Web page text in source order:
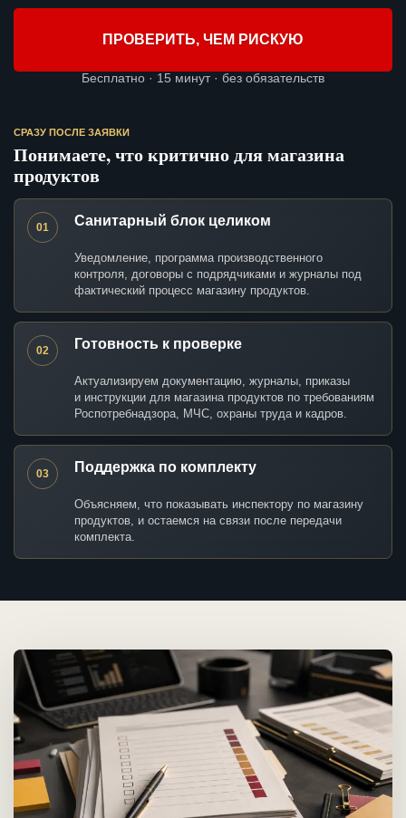
ПРОВЕРИТЬ, ЧЕМ РИСКУЮ
Бесплатно · 15 минут · без обязательств
СРАЗУ ПОСЛЕ ЗАЯВКИ
Понимаете, что критично для магазина
продуктов
01 Санитарный блок целиком
Уведомление, программа производственного
контроля, договоры с подрядчиками и журналы под
фактический процесс магазину продуктов.
02 Готовность к проверке
Актуализируем документацию, журналы, приказы
и инструкции для магазина продуктов по требованиям
Роспотребнадзора, МЧС, охраны труда и кадров.
03 Поддержка по комплекту
Объясняем, что показывать инспектору по магазину
продуктов, и остаемся на связи после передачи
комплекта.